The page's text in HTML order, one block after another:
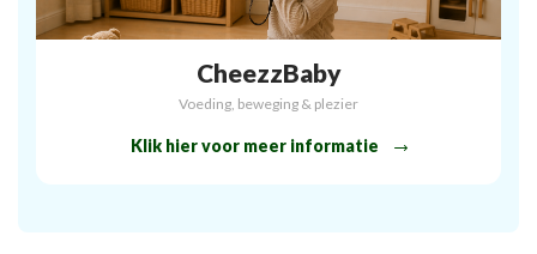
CheezzBaby
Voeding, beweging & plezier
Klik hier voor meer informatie